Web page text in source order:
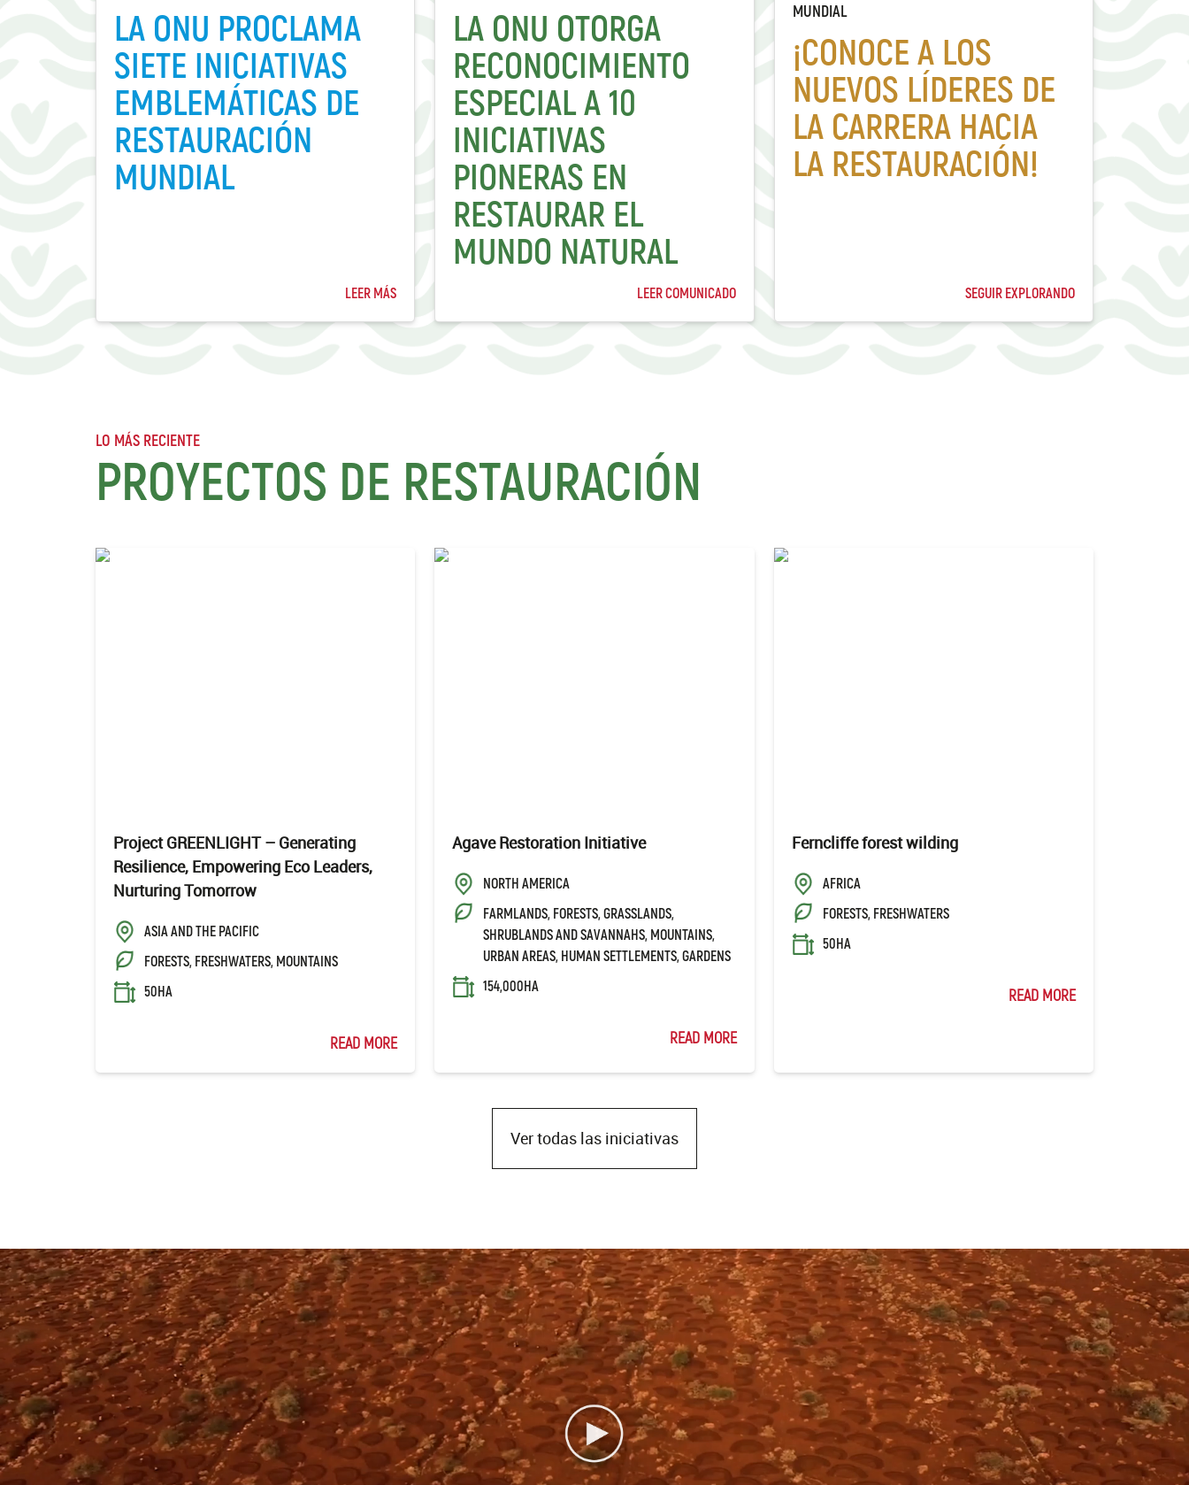
LA ONU PROCLAMA
SIETE INICIATIVAS
EMBLEMÁTICAS DE
RESTAURACIÓN
MUNDIAL
LEER MÁS
LA ONU OTORGA
RECONOCIMIENTO
ESPECIAL A 10
INICIATIVAS
PIONERAS EN
RESTAURAR EL
MUNDO NATURAL
LEER COMUNICADO
MUNDIAL
¡CONOCE A LOS
NUEVOS LÍDERES DE
LA CARRERA HACIA
LA RESTAURACIÓN!
SEGUIR EXPLORANDO
LO MÁS RECIENTE
PROYECTOS DE RESTAURACIÓN
Project GREENLIGHT – Generating
Resilience, Empowering Eco Leaders,
Nurturing Tomorrow
ASIA AND THE PACIFIC
FORESTS, FRESHWATERS, MOUNTAINS
50HA
READ MORE
Agave Restoration Initiative
NORTH AMERICA
FARMLANDS, FORESTS, GRASSLANDS,
SHRUBLANDS AND SAVANNAHS, MOUNTAINS,
URBAN AREAS, HUMAN SETTLEMENTS, GARDENS
154,000HA
READ MORE
Ferncliffe forest wilding
AFRICA
FORESTS, FRESHWATERS
50HA
READ MORE
Ver todas las iniciativas